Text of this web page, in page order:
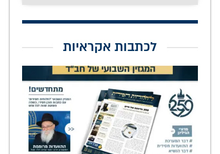
לכתבות אקראיות